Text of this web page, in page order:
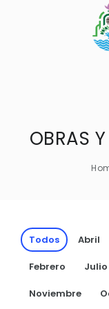
RESEÑA
GEOGRAFÍA
Ubicación
GAD
TRANSPARENCIA
Sesiones
MECANISMOS
CIUDADANÍA
Solicitud de
OBRAS
Todos Abril
Febrero Julio
Noviembre